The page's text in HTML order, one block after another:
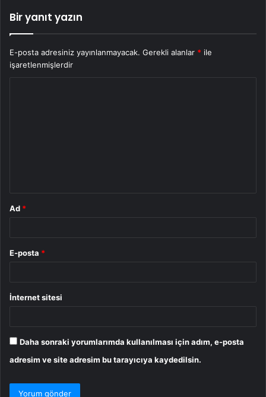
Bir yanıt yazın
E-posta adresiniz yayınlanmayacak. Gerekli alanlar * ile
işaretlenmişlerdir
Ad *
E-posta *
İnternet sitesi
Daha sonraki yorumlarımda kullanılması için adım, e-posta
adresim ve site adresim bu tarayıcıya kaydedilsin.